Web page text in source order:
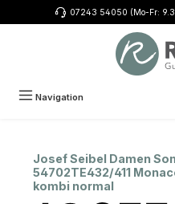
Zum Hauptinhalt springen
07243 54050 (Mo-Fr:
Navigation
Josef Seibel Damen
54702TE432/411
kombi normal